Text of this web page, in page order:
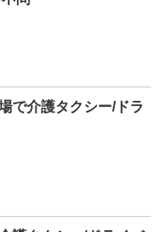
で介護タクシー/ドラ